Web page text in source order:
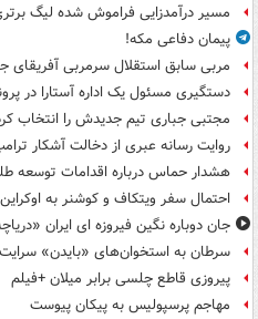
مسیر درآمدزایی فراموش شده لیگ
پیمان دفاعی مکه!
مربی سابق استقلال سرمربی آفریقای
دستگیری مسئول یک اداره آستارا در
مجتبی جباری تیم جدیدش را انتخاب
روایت رسانه عبری از دخالت آشکار
هشدار حماس درباره اقدامات توسعه
احتمال سفر ویتکاف و کوشنر به
جان دوباره نگین فیروزه ای ایران
سرطان به استخوان‌های «بایدن»
پیروزی قاطع چلسی برابر میلان +فیلم
مهاجم پرسپولیس به پیکان پیوست